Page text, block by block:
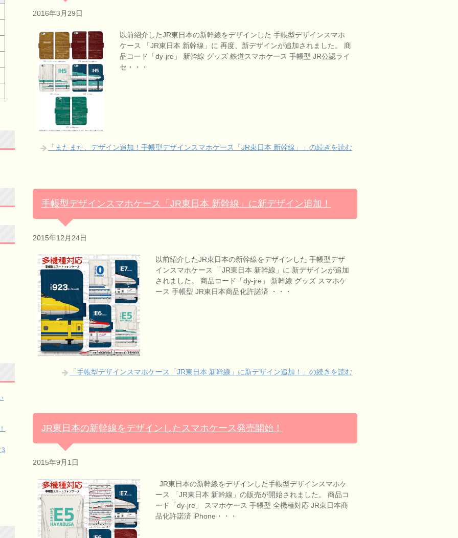
2016年3月29日
以前紹介したJR東日本の新幹線をデザインした 手帳型デザインスマホ
ケース 「JR東日本 新幹線」に 再度、新デザインが追加されました。 商
品コード「dy-jre」 新幹線 グッズ 鉄道スマホケース 手帳型 JR公認ライ
セ・・・
「またまた、デザイン追加！手帳型デザインスマホケース「JR東日本 新幹線」」の続きを読む
手帳型デザインスマホケース「JR東日本 新幹線」に新デザイン追加！
2015年12月24日
以前紹介したJR東日本の新幹線をデザインした 手帳型デザ
インスマホケース 「JR東日本 新幹線」に 新デザインが追加
されました。 商品コード「dy-jre」 新幹線 グッズ スマホケ
ース 手帳型 JR東日本商品化許諾済 ・・・
「手帳型デザインスマホケース「JR東日本 新幹線」に新デザイン追加！」の続きを読む
JR東日本の新幹線をデザインしたスマホケース発売開始！
2015年9月1日
JR東日本の新幹線をデザインした手帳型デザインスマホケ
ース 「JR東日本 新幹線」の販売が開始されました。 商品コ
ード「dy-jre」 スマホケース 手帳型 全機種対応 JR東日本商
品化許諾済 iPhone・・・
3